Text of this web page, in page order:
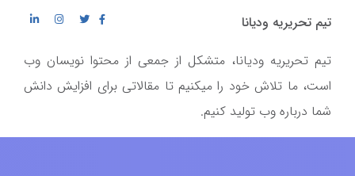
تیم تحریریه ودیانا
تیم تحریریه ودیانا، متشکل از جمعی از محتوا نویسان وب
است، ما تلاش خود را میکنیم تا مقالاتی برای افزایش دانش
شما درباره وب تولید کنیم.